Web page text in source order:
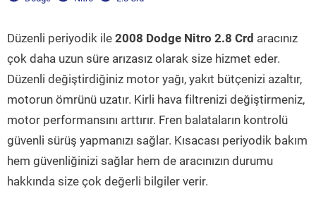
Düzenli periyodik ile 2008 Dodge Nitro 2.8 Crd aracınız
çok daha uzun süre arızasız olarak size hizmet eder.
Düzenli değiştirdiğiniz motor yağı, yakıt bütçenizi azaltır,
motorun ömrünü uzatır. Kirli hava filtrenizi değiştirmeniz,
motor performansını arttırır. Fren balataların kontrolü
güvenli sürüş yapmanızı sağlar. Kısacası periyodik bakım
hem güvenliğinizi sağlar hem de aracınızın durumu
hakkında size çok değerli bilgiler verir.